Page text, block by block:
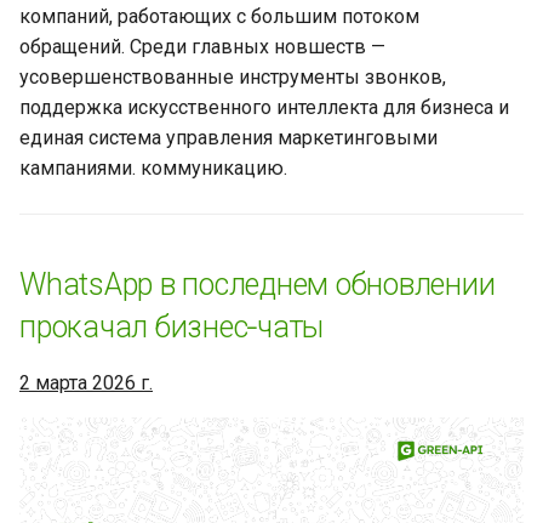
Секретный чат-бот,
пропадающие статусы.
Обзор лучших обновлений
WhatsApp
провала дедлайна
Раз, два, три -- бан
Новинки WhatsApp за
прошедшую неделю (18
ноября 2025 - 24 ноября
2025)
компаний, работающих с большим потоком
обращений. Среди главных новшеств —
усовершенствованные инструменты звонков,
поддержка искусственного интеллекта для бизнеса и
единая система управления маркетинговыми
кампаниями. коммуникацию.
WhatsApp в последнем обновлении
прокачал бизнес‑чаты
2 марта 2026 г.